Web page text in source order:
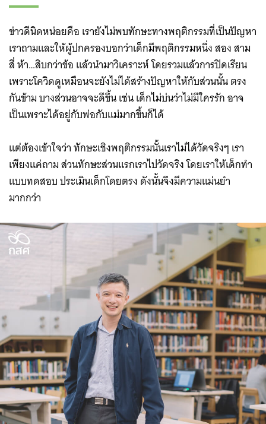
ข่าวดีนิดหน่อยคือ เรายังไม่พบทักษะทางพฤติกรรมที่เป็นปัญหา
เราถามและให้ผู้ปกครองบอกว่าเด็กมีพฤติกรรมหนึ่ง สอง สาม
สี่ ห้า…สิบกว่าข้อ แล้วนำมาวิเคราะห์ โดยรวมแล้วการปิดเรียน
เพราะโควิดดูเหมือนจะยังไม่ได้สร้างปัญหาให้กับส่วนนั้น ตรง
กันข้าม บางส่วนอาจจะดีขึ้น เช่น เด็กไม่บ่นว่าไม่มีใครรัก อาจ
เป็นเพราะได้อยู่กับพ่อกับแม่มากขึ้นก็ได้
แต่ต้องเข้าใจว่า ทักษะเชิงพฤติกรรมนั้นเราไม่ได้วัดจริงๆ เรา
เพียงแค่ถาม ส่วนทักษะส่วนแรกเราไปวัดจริง โดยเราให้เด็กทำ
แบบทดสอบ ประเมินเด็กโดยตรง ดังนั้นจึงมีความแม่นยำ
มากกว่า